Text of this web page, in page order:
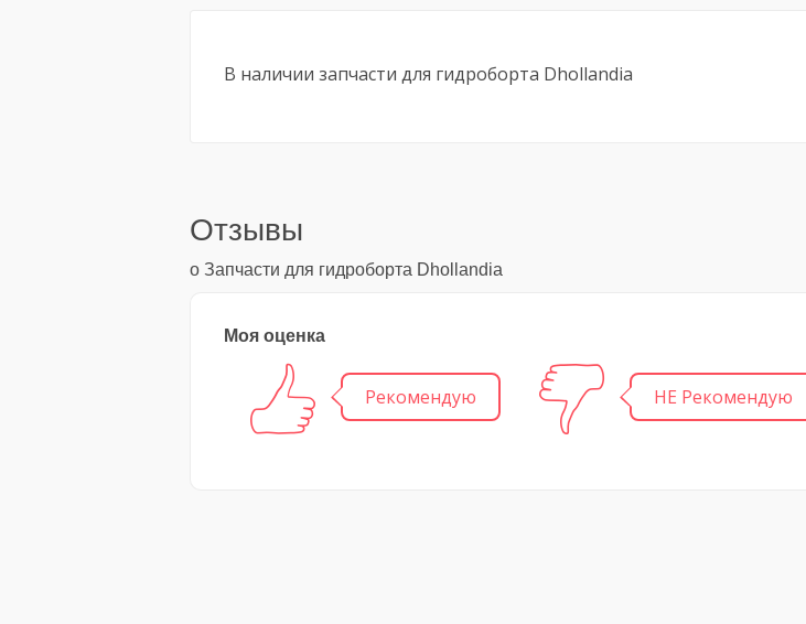
В наличии запчасти для гидроборта Dhollandia
Отзывы
о Запчасти для гидроборта Dhollandia
Моя оценка
Рекомендую НЕ Рекомендую